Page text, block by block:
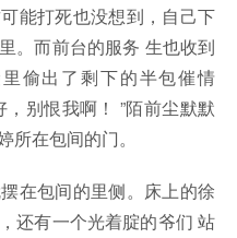
能打死也没想到，自己下
。而前台的服务 生也收到
偷出了剩下的半包催情
别恨我啊！ ”陌前尘默默
在包间的门。
包间的里侧。床上的徐
还有一个光着腚的爷们 站